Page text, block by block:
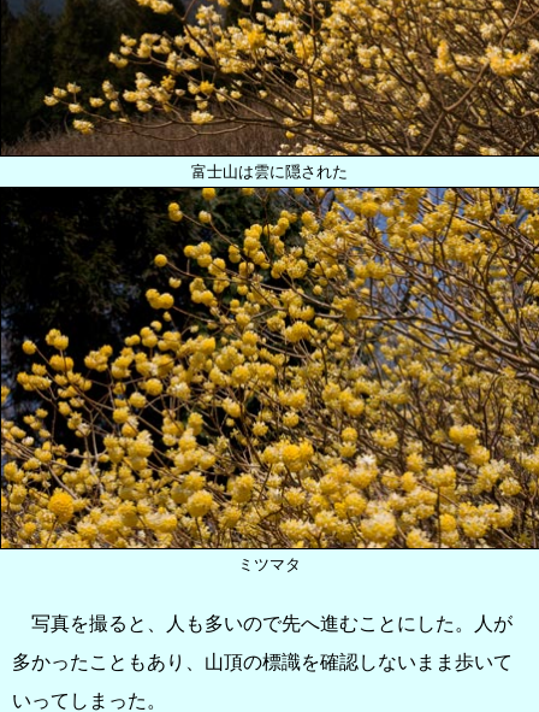
富士山は雲に隠された
ミツマタ
写真を撮ると、人も多いので先へ進むことにした。人が
多かったこともあり、山頂の標識を確認しないまま歩いて
いってしまった。